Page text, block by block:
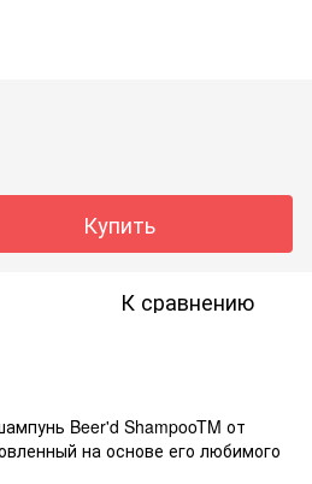
Купить
К сравнению
Beer'd ShampooTM от
на основе его любимого